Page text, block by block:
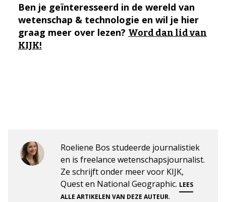
Ben je geïnteresseerd in de wereld van
wetenschap & technologie en wil je hier
graag meer over lezen? Word dan lid van
KIJK!
Roeliene Bos studeerde journalistiek
en is freelance wetenschapsjournalist.
Ze schrijft onder meer voor KIJK,
Quest en National Geographic. LEES
ALLE ARTIKELEN VAN DEZE AUTEUR.